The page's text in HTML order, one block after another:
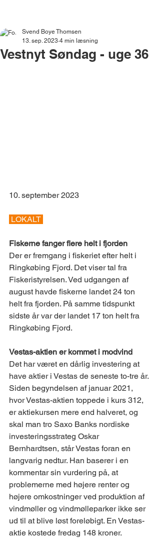
Vestnyt Søndag - uge 36
Svend Boye Thomsen
13. sep. 2023 4 min læsning
10. september 2023
LOKALT
Fiskerne fanger flere helt i fjorden
Der er fremgang i fiskeriet efter helt i
Ringkøbing Fjord. Det viser tal fra
Fiskeristyrelsen. Ved udgangen af
august havde fiskerne landet 24 ton
helt fra fjorden. På samme tidspunkt
sidste år var der landet 17 ton helt fra
Ringkøbing Fjord.
Vestas-aktien er kommet i modvind
Det har været en dårlig investering at
have aktier i Vestas de seneste to-tre år.
Siden begyndelsen af januar 2021,
hvor Vestas-aktien toppede i kurs 312,
er aktiekursen mere end halveret, og
skal man tro Saxo Banks nordiske
investeringsstrateg Oskar
Bernhardtsen, står Vestas foran en
langvarig nedtur. Han baserer i en
kommentar sin vurdering på, at
problemerne med højere renter og
højere omkostninger ved produktion af
vindmøller og vindmølleparker ikke ser
ud til at blive løst foreløbigt. En Vestas-
aktie kostede fredag 148 kroner.